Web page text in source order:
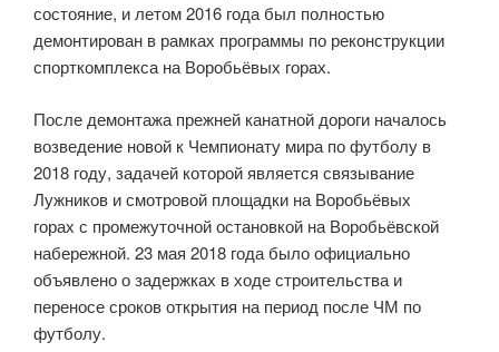
состояние, и летом 2016 года был полностью
демонтирован в рамках программы по реконструкции
спорткомплекса на Воробьёвых горах.
После демонтажа прежней канатной дороги началось
возведение новой к Чемпионату мира по футболу в
2018 году, задачей которой является связывание
Лужников и смотровой площадки на Воробьёвых
горах с промежуточной остановкой на Воробьёвской
набережной. 23 мая 2018 года было официально
объявлено о задержках в ходе строительства и
переносе сроков открытия на период после ЧМ по
футболу.